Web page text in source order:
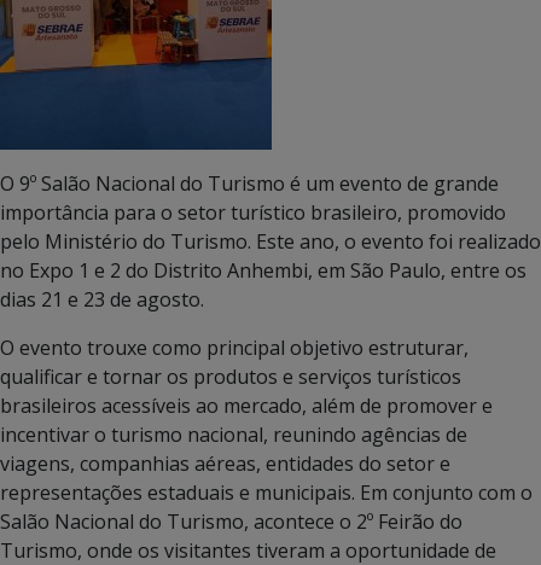
O 9º Salão Nacional do Turismo é um evento de grande
importância para o setor turístico brasileiro, promovido
pelo Ministério do Turismo. Este ano, o evento foi realizado
no Expo 1 e 2 do Distrito Anhembi, em São Paulo, entre os
dias 21 e 23 de agosto.
O evento trouxe como principal objetivo estruturar,
qualificar e tornar os produtos e serviços turísticos
brasileiros acessíveis ao mercado, além de promover e
incentivar o turismo nacional, reunindo agências de
viagens, companhias aéreas, entidades do setor e
representações estaduais e municipais. Em conjunto com o
Salão Nacional do Turismo, acontece o 2º Feirão do
Turismo, onde os visitantes tiveram a oportunidade de